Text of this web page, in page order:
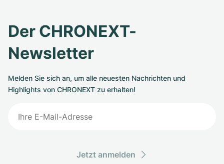
Der CHRONEXT-
Newsletter
Melden Sie sich an, um alle neuesten Nachrichten und
Highlights von CHRONEXT zu erhalten!
Jetzt anmelden